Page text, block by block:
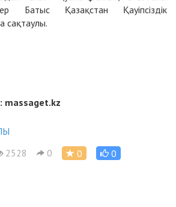
Батыс Қазақстан Қауiпсiздiк
сақтаулы.
massaget.kz
2528 0 0 0